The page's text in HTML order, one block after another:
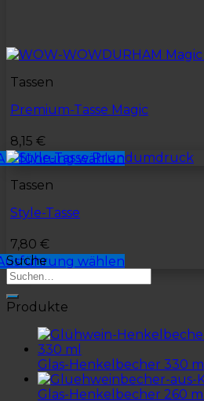
Tassen
Premium-Tasse Magic
8,15 €
wählen
Tassen
Style-Tasse
7,80 €
wählen
Suche
Produkte
Glas-Henkelbecher 330 ml
Glas-Henkelbecher 260 ml